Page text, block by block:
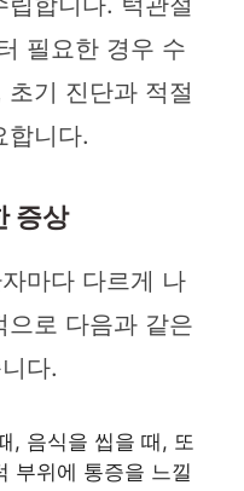
필요한 경우 수
기 진단과 적절
합니다.
증상
마다 다르게 나
로 다음과 같은
다.
, 음식을 씹을 때, 또
부위에 통증을 느낄